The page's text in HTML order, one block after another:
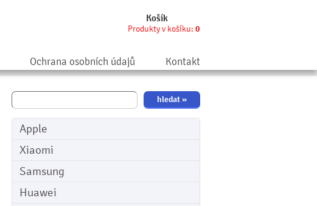
Košík
Produkty v košíku: 0
Ochrana osobních údajů Kontakt
Apple
Xiaomi
Samsung
Huawei